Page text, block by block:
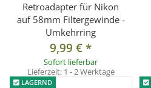
Retroadapter für Nikon
auf 58mm Filtergewinde -
Umkehrring
9,99 €*
Sofort lieferbar
Lieferzeit: 1 - 2 Werktage
LAGERND